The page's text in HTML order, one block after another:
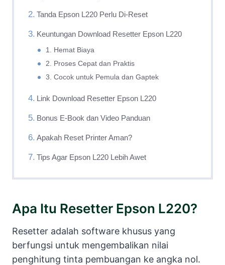
Tanda Epson L220 Perlu Di-Reset
Keuntungan Download Resetter Epson L220
1. Hemat Biaya
2. Proses Cepat dan Praktis
3. Cocok untuk Pemula dan Gaptek
Link Download Resetter Epson L220
Bonus E-Book dan Video Panduan
Apakah Reset Printer Aman?
Tips Agar Epson L220 Lebih Awet
Apa Itu Resetter Epson L220?
Resetter adalah software khusus yang
berfungsi untuk mengembalikan nilai
penghitung tinta pembuangan ke angka nol.